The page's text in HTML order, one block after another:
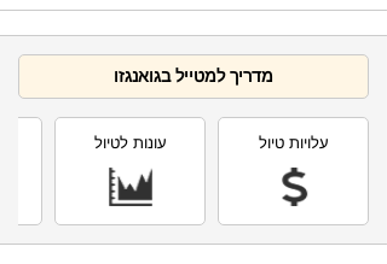
מדריך למטייל בגואנגזו
עלויות טיול עונות לטיול